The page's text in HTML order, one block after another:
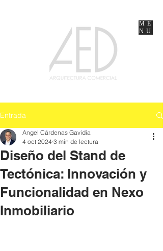
ME
NU
Entrada
Diseño del Stand de
Tectónica: Innovación y
Funcionalidad en Nexo
Inmobiliario
Angel Cárdenas Gavidia
4 oct 2024 3 min de lectura